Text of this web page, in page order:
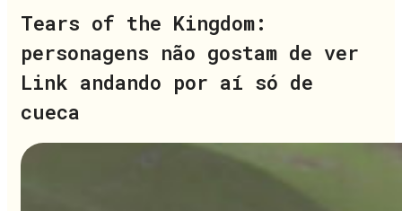
Tears of the Kingdom:
personagens não gostam de ver
Link andando por aí só de
cueca